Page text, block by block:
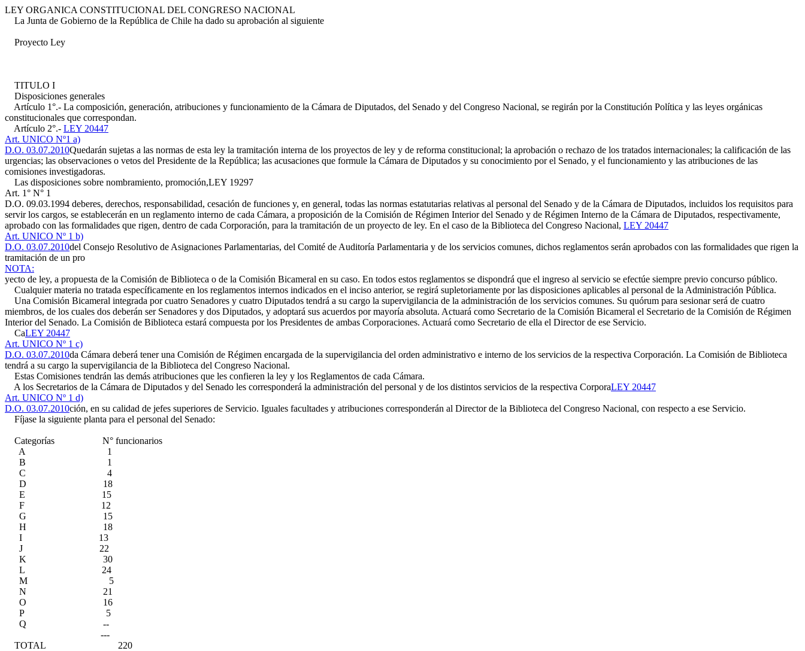
LEY ORGANICA CONSTITUCIONAL DEL CONGRESO NACIONAL
La Junta de Gobierno de la República de Chile ha dado su aprobación al siguiente
Proyecto Ley
TITULO I
Disposiciones generales
Artículo 1°.- La composición, generación, atribuciones y funcionamiento de la Cámara de Diputados, del Senado y del Congreso Nacional, se regirán por la Constitución Política y las leyes orgánicas
constitucionales que correspondan.
Artículo 2°.- LEY 20447
Art. UNICO Nº1 a)
D.O. 03.07.2010Quedarán sujetas a las normas de esta ley la tramitación interna de los proyectos de ley y de reforma constitucional; la aprobación o rechazo de los tratados internacionales; la calificación de las
urgencias; las observaciones o vetos del Presidente de la República; las acusaciones que formule la Cámara de Diputados y su conocimiento por el Senado, y el funcionamiento y las atribuciones de las
comisiones investigadoras.
Las disposiciones sobre nombramiento, promoción,LEY 19297
Art. 1° N° 1
D.O. 09.03.1994 deberes, derechos, responsabilidad, cesación de funciones y, en general, todas las normas estatutarias relativas al personal del Senado y de la Cámara de Diputados, incluidos los requisitos para
servir los cargos, se establecerán en un reglamento interno de cada Cámara, a proposición de la Comisión de Régimen Interior del Senado y de Régimen Interno de la Cámara de Diputados, respectivamente,
aprobado con las formalidades que rigen, dentro de cada Corporación, para la tramitación de un proyecto de ley. En el caso de la Biblioteca del Congreso Nacional, LEY 20447
Art. UNICO Nº 1 b)
D.O. 03.07.2010del Consejo Resolutivo de Asignaciones Parlamentarias, del Comité de Auditoría Parlamentaria y de los servicios comunes, dichos reglamentos serán aprobados con las formalidades que rigen la
tramitación de un pro
NOTA:
yecto de ley, a propuesta de la Comisión de Biblioteca o de la Comisión Bicameral en su caso. En todos estos reglamentos se dispondrá que el ingreso al servicio se efectúe siempre previo concurso público.
Cualquier materia no tratada específicamente en los reglamentos internos indicados en el inciso anterior, se regirá supletoriamente por las disposiciones aplicables al personal de la Administración Pública.
Una Comisión Bicameral integrada por cuatro Senadores y cuatro Diputados tendrá a su cargo la supervigilancia de la administración de los servicios comunes. Su quórum para sesionar será de cuatro
miembros, de los cuales dos deberán ser Senadores y dos Diputados, y adoptará sus acuerdos por mayoría absoluta. Actuará como Secretario de la Comisión Bicameral el Secretario de la Comisión de Régimen
Interior del Senado. La Comisión de Biblioteca estará compuesta por los Presidentes de ambas Corporaciones. Actuará como Secretario de ella el Director de ese Servicio.
CaLEY 20447
Art. UNICO Nº 1 c)
D.O. 03.07.2010da Cámara deberá tener una Comisión de Régimen encargada de la supervigilancia del orden administrativo e interno de los servicios de la respectiva Corporación. La Comisión de Biblioteca
tendrá a su cargo la supervigilancia de la Biblioteca del Congreso Nacional.
Estas Comisiones tendrán las demás atribuciones que les confieren la ley y los Reglamentos de cada Cámara.
A los Secretarios de la Cámara de Diputados y del Senado les corresponderá la administración del personal y de los distintos servicios de la respectiva CorporaLEY 20447
Art. UNICO Nº 1 d)
D.O. 03.07.2010ción, en su calidad de jefes superiores de Servicio. Iguales facultades y atribuciones corresponderán al Director de la Biblioteca del Congreso Nacional, con respecto a ese Servicio.
Fíjase la siguiente planta para el personal del Senado:
Categorías N° funcionarios
A 1
B 1
C 4
D 18
E 15
F 12
G 15
H 18
I 13
J 22
K 30
L 24
M 5
N 21
O 16
P 5
Q --
---
TOTAL 220